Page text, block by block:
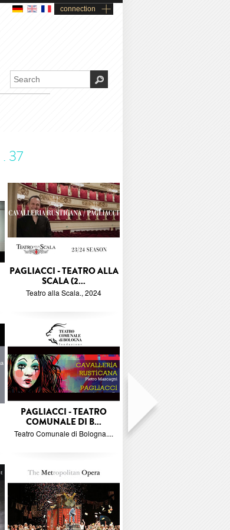
connection
. 37
PAGLIACCI - TEATRO ALLA
SCALA (2...
Teatro alla Scala., 2024
PAGLIACCI - TEATRO
COMUNALE DI B...
Teatro Comunale di Bologna....